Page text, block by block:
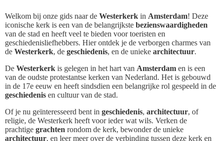
Welkom bij onze gids naar de Westerkerk in Amsterdam! Deze
iconische kerk is een van de belangrijkste bezienswaardigheden
van de stad en heeft veel te bieden voor toeristen en
geschiedenisliefhebbers. Hier ontdek je de verborgen charmes van
de Westerkerk, de geschiedenis, en de unieke architectuur.
De Westerkerk is gelegen in het hart van Amsterdam en is een
van de oudste protestantse kerken van Nederland. Het is gebouwd
in de 17e eeuw en heeft sindsdien een belangrijke rol gespeeld in de
geschiedenis en cultuur van de stad.
Of je nu geïnteresseerd bent in geschiedenis, architectuur, of
religie, de Westerkerk heeft voor ieder wat wils. Verken de
prachtige grachten rondom de kerk, bewonder de unieke
architectuur, en leer meer over de verbinding tussen deze kerk en